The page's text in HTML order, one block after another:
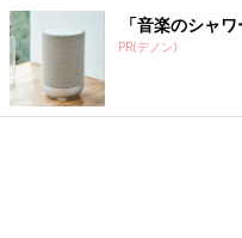
「音楽のシャ
PR(デノン)